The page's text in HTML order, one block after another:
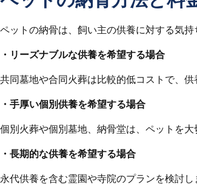
ペットの納骨は、飼い主の供養に対する気
・リーズナブルな供養を希望する場合
共同墓地や合同火葬は比較的低コストで、供
・手厚い個別供養を希望する場合
個別火葬や個別墓地、納骨堂は、ペットを
・長期的な供養を希望する場合
永代供養を含む霊園や寺院のプランを検討